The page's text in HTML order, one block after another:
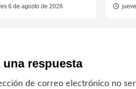
6 de agosto de 2026
una respuesta
de correo electrónico no